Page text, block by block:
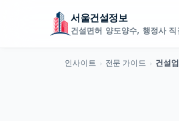
서울건설정보
건설면허 양도양수, 행정사 직
인사이트 › 전문 가이드 › 건설